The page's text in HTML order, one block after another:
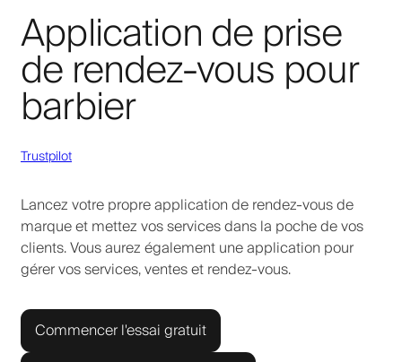
Application de prise
de rendez-vous pour
barbier
Trustpilot
Lancez votre propre application de rendez-vous de
marque et mettez vos services dans la poche de vos
clients. Vous aurez également une application pour
gérer vos services, ventes et rendez-vous.
Commencer l'essai gratuit